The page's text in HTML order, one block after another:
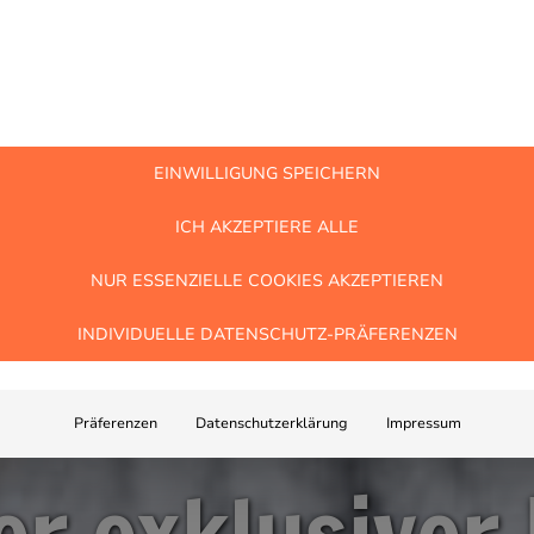
EINWILLIGUNG SPEICHERN
ICH AKZEPTIERE ALLE
NUR ESSENZIELLE COOKIES AKZEPTIEREN
INDIVIDUELLE DATENSCHUTZ-PRÄFERENZEN
Präferenzen Datenschutzerklärung Impressum